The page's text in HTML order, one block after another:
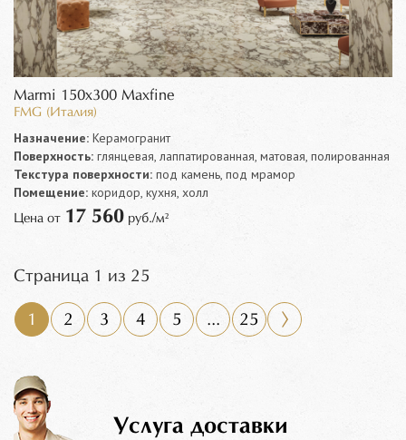
Marmi 150x300 Maxfine
FMG (Италия)
Назначение: Керамогранит
Поверхность: глянцевая, лаппатированная, матовая, полированная
Текстура поверхности: под камень, под мрамор
Помещение: коридор, кухня, холл
Цена от 17 560 руб./м²
Страница 1 из 25
1 2 3 4 5 ... 25
Услуга доставки